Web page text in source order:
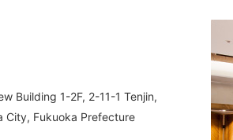
Building 1-2F, 2-11-1 Tenjin,
City, Fukuoka Prefecture